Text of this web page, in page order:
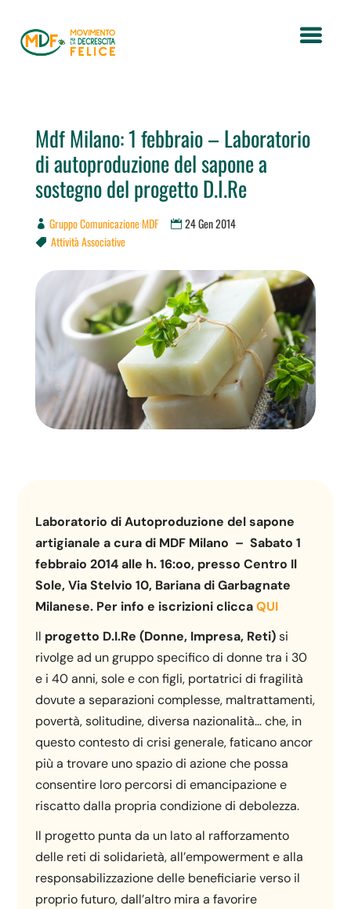
Mdf Milano: 1 febbraio – Laboratorio
di autoproduzione del sapone a
sostegno del progetto D.I.Re
Gruppo Comunicazione MDF 24 Gen 2014
 Attività Associative
Laboratorio di Autoproduzione del sapone
artigianale a cura di MDF Milano – Sabato 1
febbraio 2014 alle h. 16:oo, presso Centro Il
Sole, Via Stelvio 10, Bariana di Garbagnate
Milanese. Per info e iscrizioni cliccaQUI
Il progetto D.I.Re (Donne, Impresa, Reti)si
rivolge ad un gruppo specifico di donne tra i 30
e i 40 anni, sole e con figli, portatrici di fragilità
dovute a separazioni complesse, maltrattamenti,
povertà, solitudine, diversa nazionalità… che, in
questo contesto di crisi generale, faticano ancor
più a trovare uno spazio di azione che possa
consentire loro percorsi di emancipazione e
riscatto dalla propria condizione di debolezza.
Il progetto punta da un lato al rafforzamento
delle reti di solidarietà, all’empowerment e alla
responsabilizzazione delle beneficiarie verso il
proprio futuro, dall’altro mira a favorire